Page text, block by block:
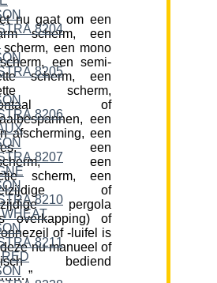
nu gaat om een
scherm, een
scherm, een mono
een semi-
scherm, een
scherm,
of
een
afscherming, een
een
een
scherm, een
of
pergola
overkapping) of
of -luifel is
nu manueel of
bediend